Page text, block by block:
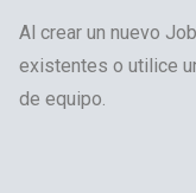
Al crear un nuevo
existentes o utilice
de equipo.
Mantén un registro
personalizadas, lo
necesitas cuando lo
¿Necesitas más
clics, puedes enviar
quien quieras e